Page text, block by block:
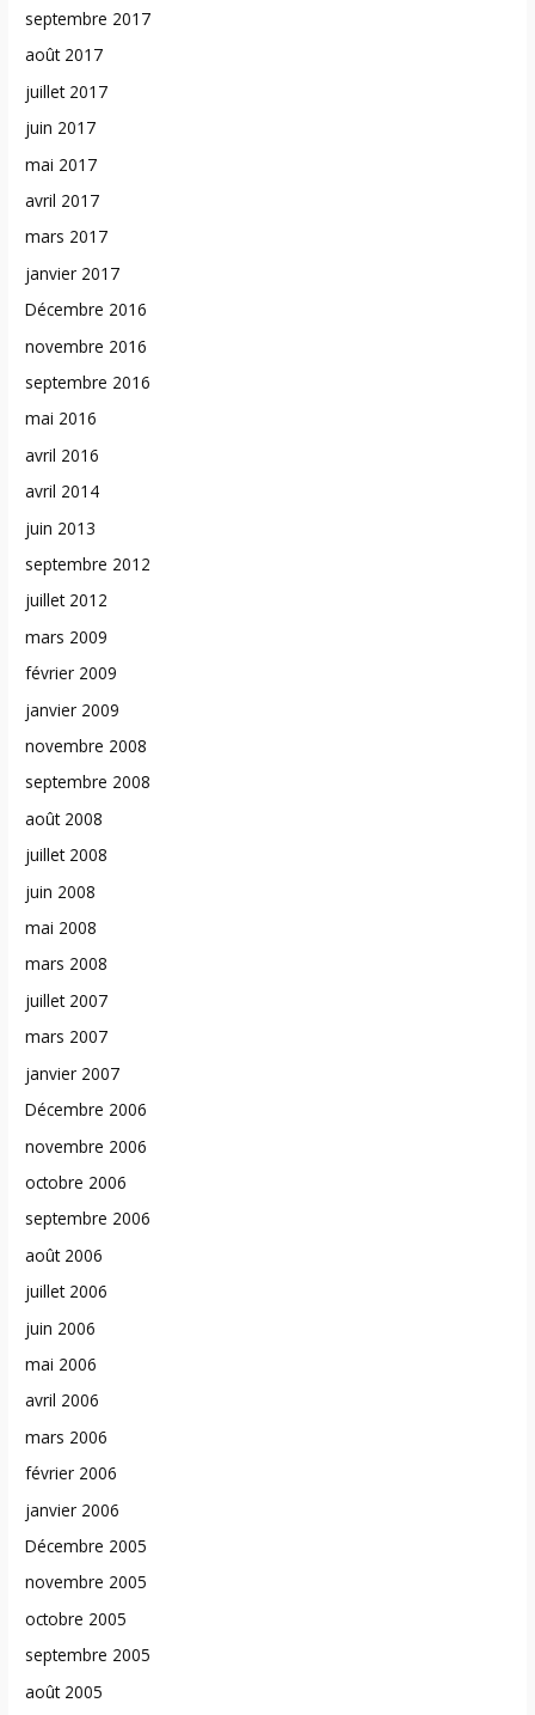
septembre 2017
août 2017
juillet 2017
juin 2017
mai 2017
avril 2017
mars 2017
janvier 2017
Décembre 2016
novembre 2016
septembre 2016
mai 2016
avril 2016
avril 2014
juin 2013
septembre 2012
juillet 2012
mars 2009
février 2009
janvier 2009
novembre 2008
septembre 2008
août 2008
juillet 2008
juin 2008
mai 2008
mars 2008
juillet 2007
mars 2007
janvier 2007
Décembre 2006
novembre 2006
octobre 2006
septembre 2006
août 2006
juillet 2006
juin 2006
mai 2006
avril 2006
mars 2006
février 2006
janvier 2006
Décembre 2005
novembre 2005
octobre 2005
septembre 2005
août 2005